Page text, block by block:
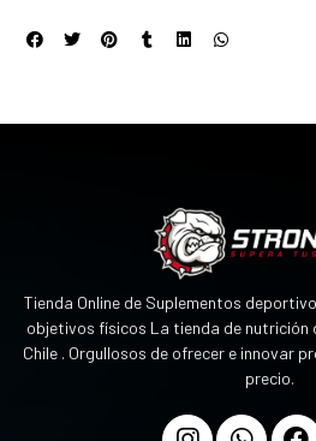
Tienda Online de Suplementos
objetivos físicos La tienda de nutrición
Chile . Orgullosos de ofrecer e innovar
precio.